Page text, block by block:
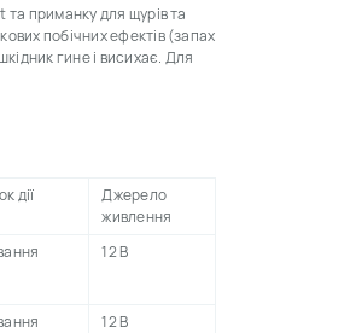
та приманку для щурів та
побічних ефектів (запах
гине і висихає. Для
дії
Джерело
живлення
12 В
12 В